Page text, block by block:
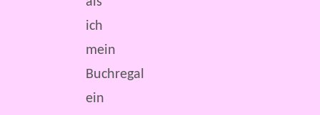
ich
mein
Buchregal
ein